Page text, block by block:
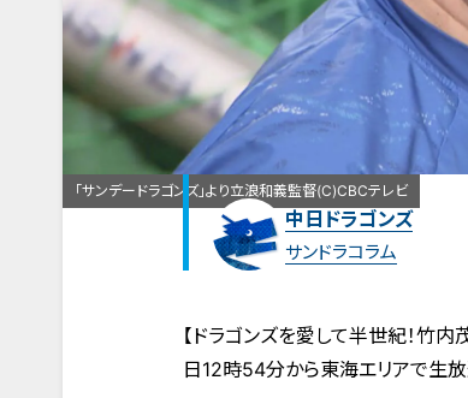
「サンデードラゴンズ」より立浪和義監督(C)CBCテレビ
中日ドラゴンズ
サンドラコラム
【ドラゴンズを愛して半世紀！竹内
日12時54分から東海エリアで生放